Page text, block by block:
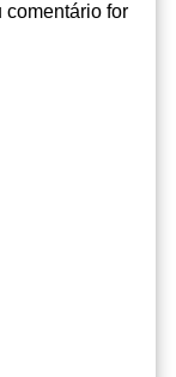
comentário for